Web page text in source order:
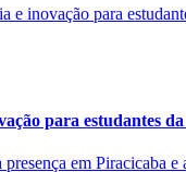
para estudantes